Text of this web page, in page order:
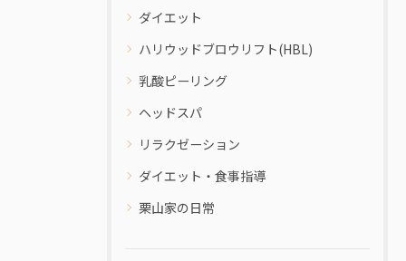
ダイエット
ハリウッドブロウリフト(HBL)
乳酸ピーリング
ヘッドスパ
リラクゼーション
ダイエット・食事指導
栗山家の日常